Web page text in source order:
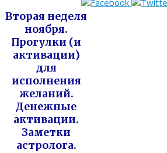
Вторая неделя
ноября.
Прогулки (и
активации)
для
исполнения
желаний.
Денежные
активации.
Заметки
астролога.